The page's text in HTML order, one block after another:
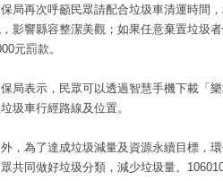
局再次呼籲民眾請配合垃圾車清運時間
影響縣容整潔美觀；如果任意棄置垃圾
元罰款。
局表示，民眾可以透過智慧手機下載「
圾車行經路線及位置。
，為了達成垃圾減量及資源永續目標，
共同做好垃圾分類，減少垃圾量。